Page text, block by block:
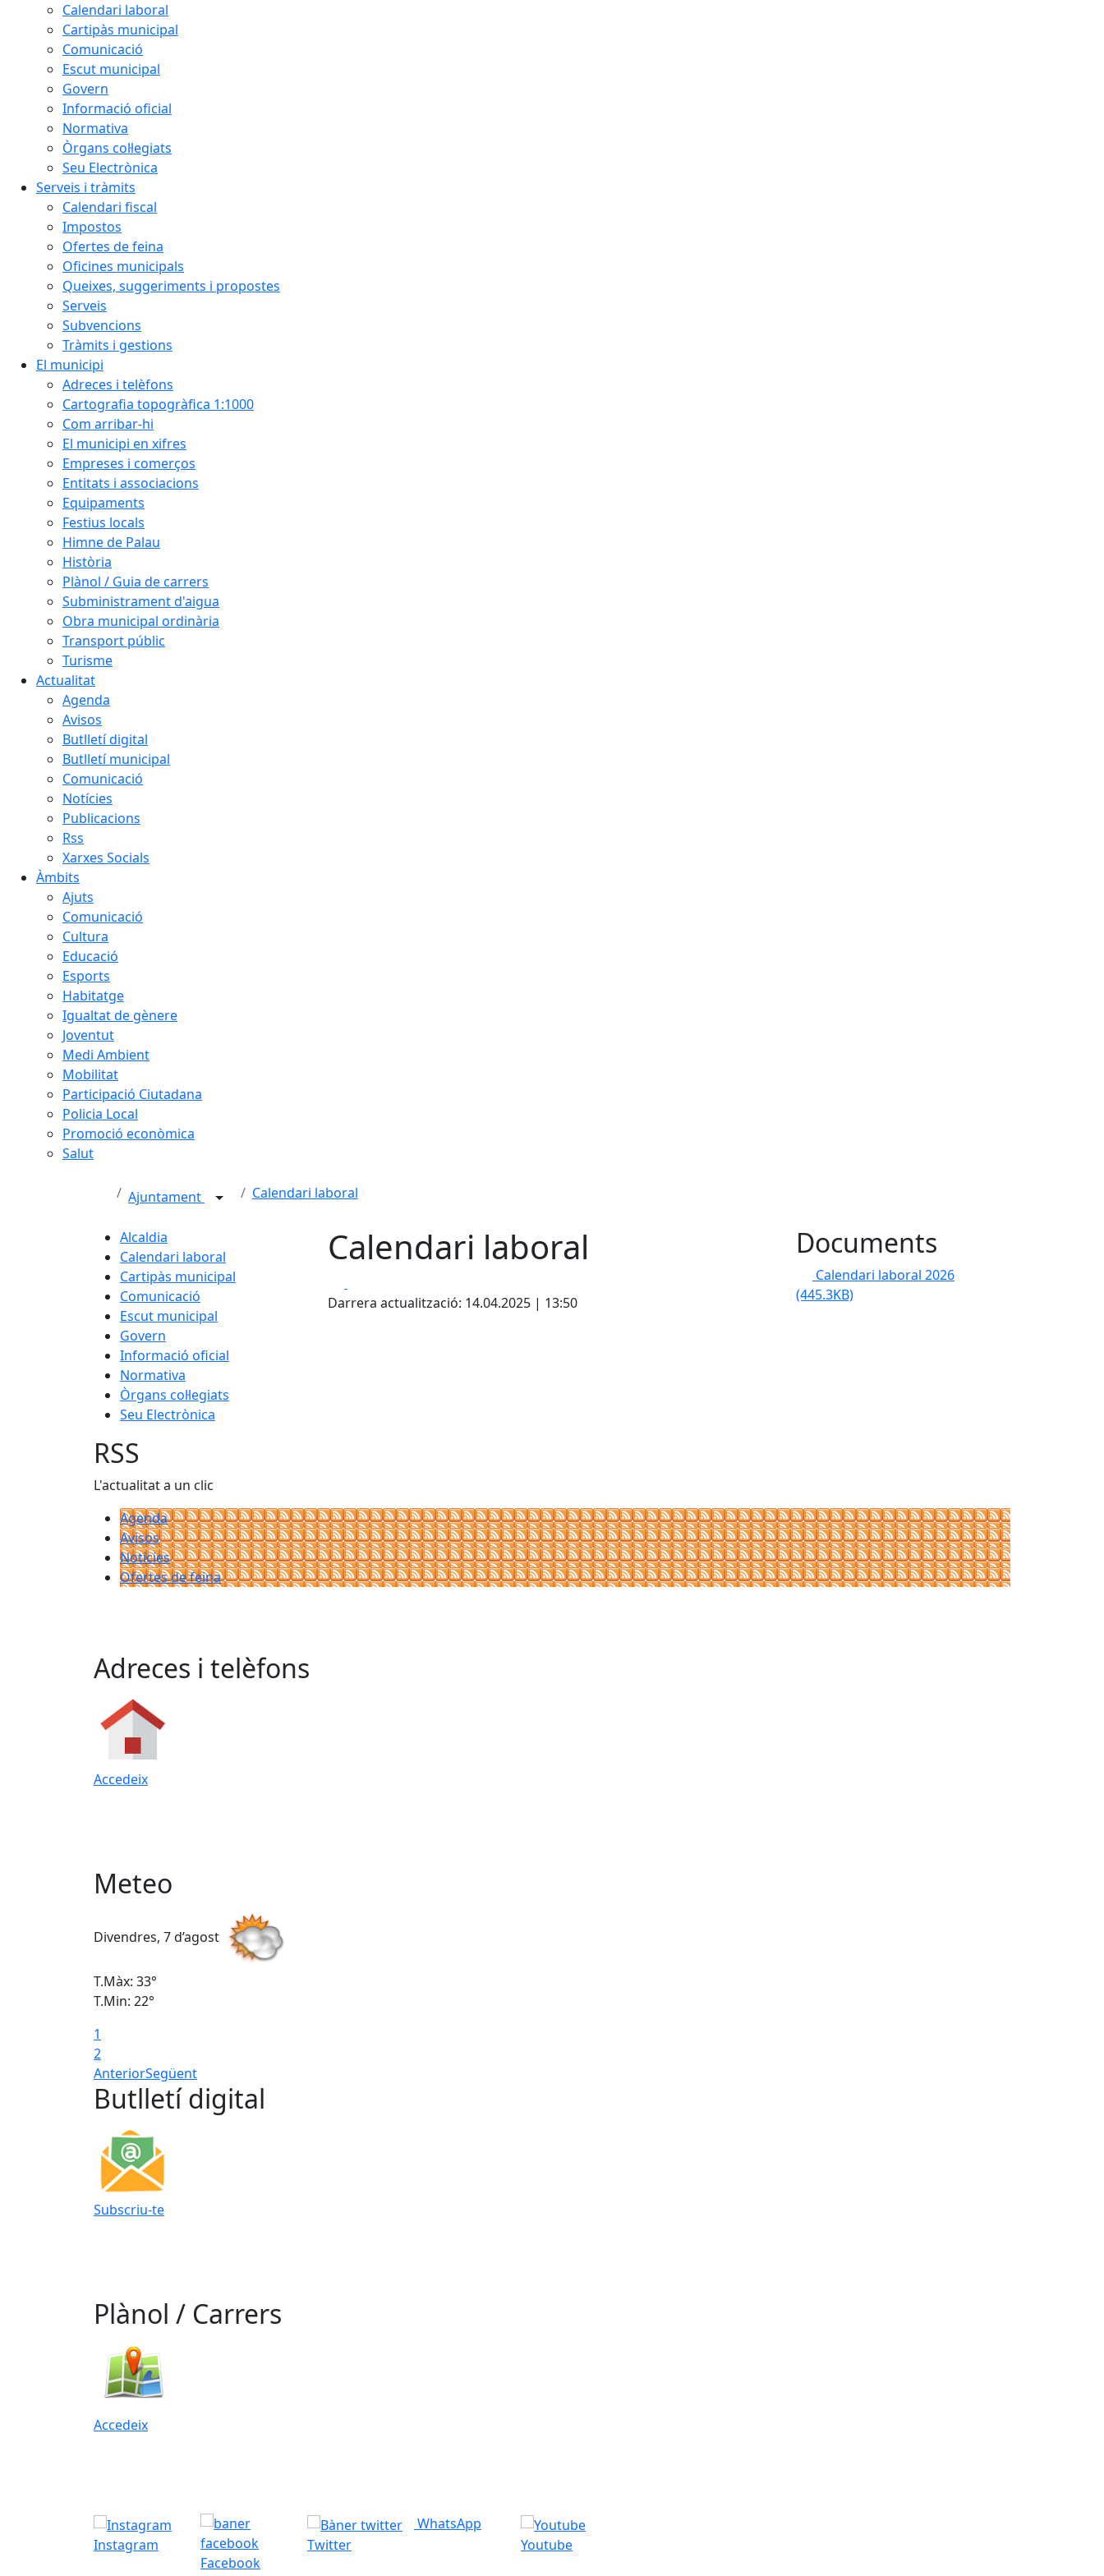
Calendari laboral
Cartipàs municipal
Comunicació
Escut municipal
Govern
Informació oficial
Normativa
Òrgans col·legiats
Seu Electrònica
Serveis i tràmits
Calendari fiscal
Impostos
Ofertes de feina
Oficines municipals
Queixes, suggeriments i propostes
Serveis
Subvencions
Tràmits i gestions
El municipi
Adreces i telèfons
Cartografia topogràfica 1:1000
Com arribar-hi
El municipi en xifres
Empreses i comerços
Entitats i associacions
Equipaments
Festius locals
Himne de Palau
Història
Plànol / Guia de carrers
Subministrament d'aigua
Obra municipal ordinària
Transport públic
Turisme
Actualitat
Agenda
Avisos
Butlletí digital
Butlletí municipal
Comunicació
Notícies
Publicacions
Rss
Xarxes Socials
Àmbits
Ajuts
Comunicació
Cultura
Educació
Esports
Habitatge
Igualtat de gènere
Joventut
Medi Ambient
Mobilitat
Participació Ciutadana
Policia Local
Promoció econòmica
Salut
Ajuntament Calendari laboral
Alcaldia
Calendari laboral
Cartipàs municipal
Comunicació
Escut municipal
Govern
Informació oficial
Normativa
Òrgans col·legiats
Seu Electrònica
Calendari laboral
Darrera actualització: 14.04.2025 | 13:50
Documents
Calendari laboral 2026
(445.3KB)
RSS
L'actualitat a un clic
Agenda
Avisos
Notícies
Ofertes de feina
Adreces i telèfons
Accedeix
Meteo
Divendres, 7 d’agost
T.Màx: 33°
T.Min: 22°
1
2
AnteriorSegüent
Butlletí digital
Subscriu-te
Plànol / Carrers
Accedeix
Instagram
Facebook
Twitter
WhatsApp
Youtube